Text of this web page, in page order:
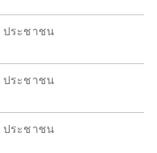
ประชาชน
ประชาชน
ประชาชน